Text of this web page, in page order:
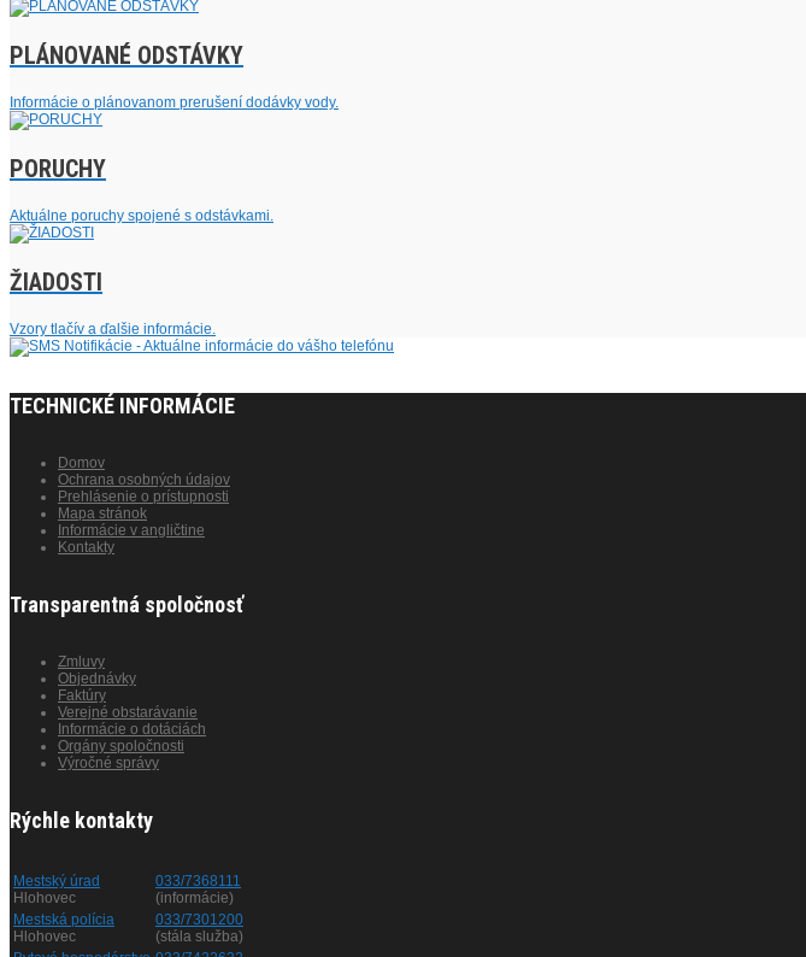
PLÁNOVANÉ ODSTÁVKY
Informácie o plánovanom prerušení dodávky vody.
PORUCHY
Aktuálne poruchy spojené s odstávkami.
ŽIADOSTI
Vzory tlačív a ďalšie informácie.
TECHNICKÉ INFORMÁCIE
Domov
Ochrana osobných údajov
Prehlásenie o prístupnosti
Mapa stránok
Informácie v angličtine
Kontakty
Transparentná spoločnosť
Zmluvy
Objednávky
Faktúry
Verejné obstarávanie
Informácie o dotáciách
Orgány spoločnosti
Výročné správy
Rýchle kontakty
Mestský úrad
Hlohovec
033/7368111
(informácie)
Mestská polícia
Hlohovec
033/7301200
(stála služba)